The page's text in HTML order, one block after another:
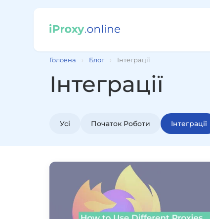
Головна › Блог › Інтеграції
Інтеграції
Усі Початок Роботи Інтеграції